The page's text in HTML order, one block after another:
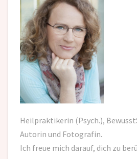
Heilpraktikerin (Psych.),
Autorin und Fotografin.
Ich freue mich darauf, dich zu